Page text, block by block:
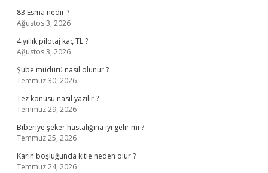
83 Esma nedir ?
Ağustos 3, 2026
4 yıllık pilotaj kaç TL ?
Ağustos 3, 2026
Şube müdürü nasıl olunur ?
Temmuz 30, 2026
Tez konusu nasıl yazılır ?
Temmuz 29, 2026
Biberiye şeker hastalığına iyi gelir mi ?
Temmuz 25, 2026
Karın boşluğunda kitle neden olur ?
Temmuz 24, 2026